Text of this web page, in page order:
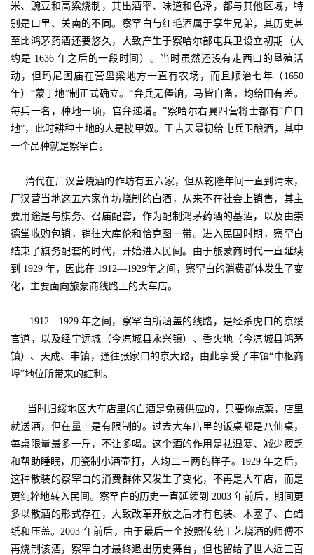
米、豌豆和高粱烧制，其出酒率、味道和色泽，都与其他区域，特
别是口里、关南的不同。察罕白与红毛酒属于孪生兄弟，其历史甚
至比鸿茅药酒还要悠久，大致产生于察哈尔部屯兵卫设立初期（大
约是 1636 年之后的一段时间）。当时虽然还没有走西口的垦殖活
动，但玛尼图庙在营盘梁地方一直有农场，而且顺治七年（1650
年）“蒙丁地”制正式确立。“弁兵无俸饷，马皆自备，均给田有差。
每兵一名，种地一顷，官弁递增。”察哈尔右翼四营将士都有“户口
地”，此时耕种土地的人是披甲奴。王吉天最初给屯兵卫酿酒，其中
一个品种就是察罕白。
清代在厂汉营烧酒的作坊有五六家，但从乾隆年间一直到清末，
厂汉营当地这五六家作坊烧制的白酒，从来不在社会上销售，其主
要用途是与旗务、召庙配套，作为配制鸿茅药酒的基酒，以及由崇
德堂收购包销，销往大库伦和恰克图一带。进入民国时期，察罕白
结束了旗务配套的时代，开始进入民间。由于旅蒙商时代一直延续
到 1929 年，因此在 1912—1929年之间，察罕白的消费群体发生了变
化，主要面向旅蒙商线路上的大车店。
1912—1929 年之间，察罕白所涵盖的线路，是经杀虎口的京绥
官道，以及经宁远城（今凉城县永兴镇）、香火地（今凉城县鸿茅
镇）、天成、丰镇，通往张家口的京大路，由此享受了丰镇“中枢商
埠”地位所带来的红利。
当时归绥地区大车店里的白酒是免费供应的，只要你点菜，店里
就送酒，但在量上是有限制的。过去大车店里的饭桌都是八仙桌，
每桌限量最多一斤，不让多喝。这个酒的作用是祛湿寒、减少疲乏
和帮助睡眠，用瓷制小酒壶打，人均二三两的样子。1929 年之后，
这种散装的察罕白的消费群体又发生了变化，不再是大车店，而是
更纯粹地转入民间。察罕白的历史一直延续到 2003 年前后，期间更
多以散酒的形式存在，大致改革开放之后才有包装、木塞子、白蜡
纸和压盖。2003 年前后，由于最后一个按照传统工艺烧酒的师傅不
再烧制该酒，察罕白才最终退出历史舞台，但也留给了世人近三百